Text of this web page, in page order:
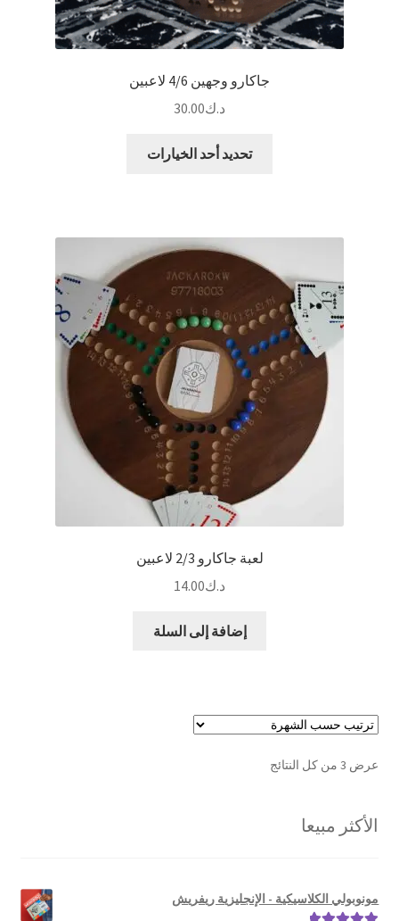
جاكارو وجهين 4/6 لاعبين
د.ك30.00
تحديد أحد الخيارات
لهذا
المنتج.
يمكن
اختيار
الخيارات
على
صفحة
لعبة جاكارو 2/3 لاعبين
د.ك14.00
إضافة إلى السلة
عرض ⁦3⁩ من كل النتائج
تم
الأكثر مبيعا
مونوبولي الكلاسيكية - الإنجليزية ريفريش